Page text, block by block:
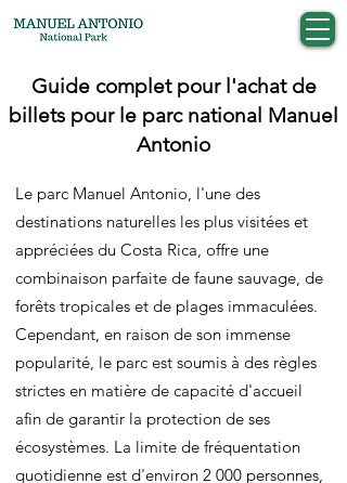
Guide complet pour l'achat de
billets pour le parc national Manuel
Antonio
Le parc Manuel Antonio, l'une des
destinations naturelles les plus visitées et
appréciées du Costa Rica, offre une
combinaison parfaite de faune sauvage, de
forêts tropicales et de plages immaculées.
Cependant, en raison de son immense
popularité, le parc est soumis à des règles
strictes en matière de capacité d'accueil
afin de garantir la protection de ses
écosystèmes. La limite de fréquentation
quotidienne est d'environ 2 000 personnes,